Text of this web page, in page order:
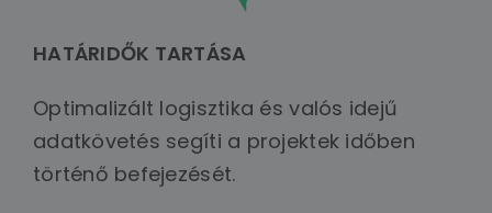
HATÁRIDŐK TARTÁSA
Optimalizált logisztika és valós idejű
adatkövetés segíti a projektek időben
történő befejezését.